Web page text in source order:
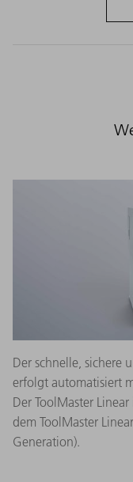
Der schnelle, sichere
erfolgt automatisiert
Der ToolMaster
dem ToolMaster
Generation). ​